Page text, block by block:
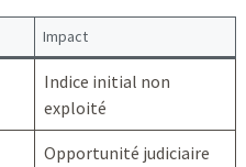
Impact
Indice initial non
exploité
Opportunité judiciaire